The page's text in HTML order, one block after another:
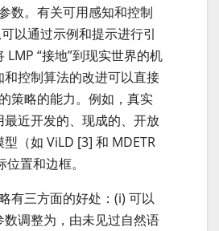
数。有关可用感知和控制
以通过示例和提示进行引
LMP “接地”到现实世界的机
控制算法的改进可以直接
策略的能力。例如，真实
近开发的、现成的、开放
（如 ViLD [3] 和 MDETR
置和边框。
有三方面的好处：(i) 可以
调整为，由未见过自然语